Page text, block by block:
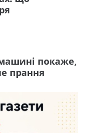
покаже,
прання